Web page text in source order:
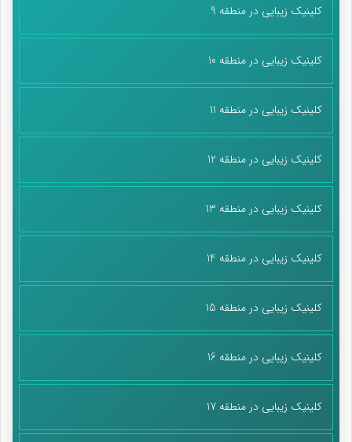
کلینیک زیبایی در منطقه 9
کلینیک زیبایی در منطقه 10
کلینیک زیبایی در منطقه 11
کلینیک زیبایی در منطقه 12
کلینیک زیبایی در منطقه 13
کلینیک زیبایی در منطقه 14
کلینیک زیبایی در منطقه 15
کلینیک زیبایی در منطقه 16
کلینیک زیبایی در منطقه 17